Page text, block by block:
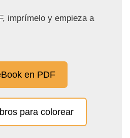
imprímelo y empieza a
en PDF
para colorear